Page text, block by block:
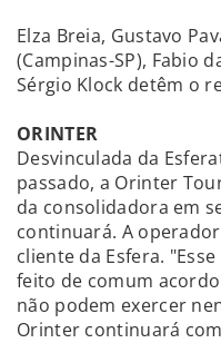
Elza Breia, Gustavo
(Campinas-SP), Fabio
Sérgio Klock detêm o
ORINTER
Desvinculada da
passado, a Orinter
da consolidadora em
continuará. A
cliente da Esfera.
feito de comum acordo
não podem exercer
Orinter continuará